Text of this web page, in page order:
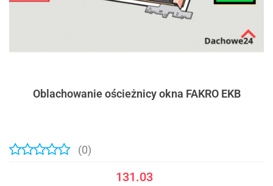
Oblachowanie ościeżnicy okna FAKRO EKB
(0)
131.03